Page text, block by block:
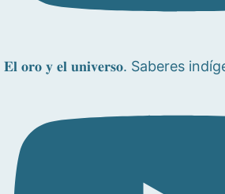
𝐄𝐥 𝐨𝐫𝐨 𝐲 𝐞𝐥 𝐮𝐧𝐢𝐯𝐞𝐫𝐬𝐨. Saberes